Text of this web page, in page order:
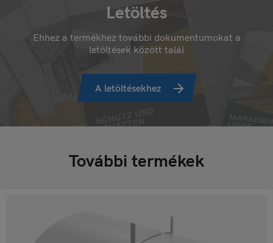
Letöltés
Ehhez a termékhez további dokumentumokat a
letöltések között talál
A letöltésekhez
További termékek